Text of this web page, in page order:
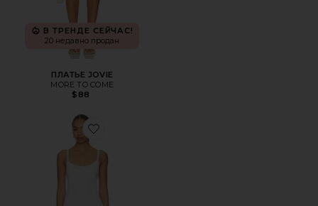
В ТРЕНДЕ СЕЙЧАС!
20 недавно продан
ПЛАТЬЕ JOVIE
MORE TO COME
$88
Favorite ПЛАТЬЕ SUMMER SONNET SATIN MINI